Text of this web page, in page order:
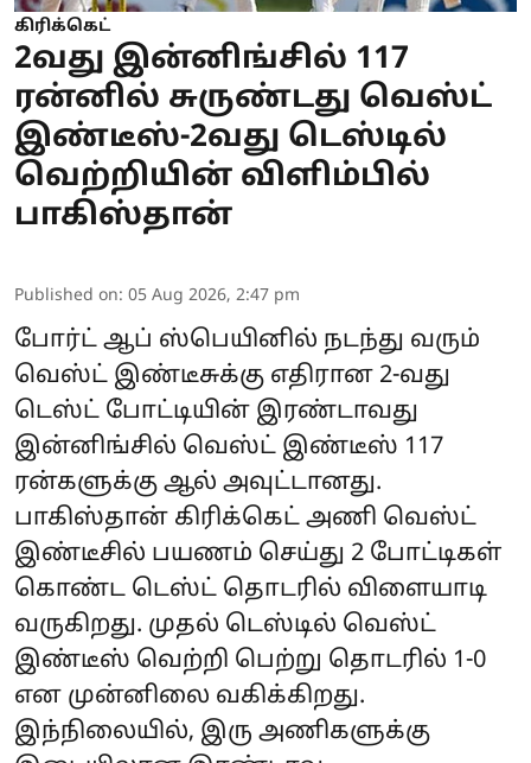
கிரிக்கெட்
2வது இன்னிங்சில் 117
ரன்னில் சுருண்டது வெஸ்ட்
இண்டீஸ்-2வது டெஸ்டில்
வெற்றியின் விளிம்பில்
பாகிஸ்தான்
Published on: 05 Aug 2026, 2:47 pm
போர்ட் ஆப் ஸ்பெயினில் நடந்து வரும்
வெஸ்ட் இண்டீசுக்கு எதிரான 2-வது
டெஸ்ட் போட்டியின் இரண்டாவது
இன்னிங்சில் வெஸ்ட் இண்டீஸ் 117
ரன்களுக்கு ஆல் அவுட்டானது.
பாகிஸ்தான் கிரிக்கெட் அணி வெஸ்ட்
இண்டீசில் பயணம் செய்து 2 போட்டிகள்
கொண்ட டெஸ்ட் தொடரில் விளையாடி
வருகிறது. முதல் டெஸ்டில் வெஸ்ட்
இண்டீஸ் வெற்றி பெற்று தொடரில் 1-0
என முன்னிலை வகிக்கிறது.
இந்நிலையில், இரு அணிகளுக்கு